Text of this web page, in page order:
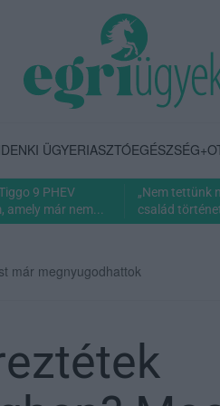
ÜGYERIASZTÓEGÉSZSÉG+
9 PHEV
már nem...
„Nem tettünk
család
már megnyugodhattok